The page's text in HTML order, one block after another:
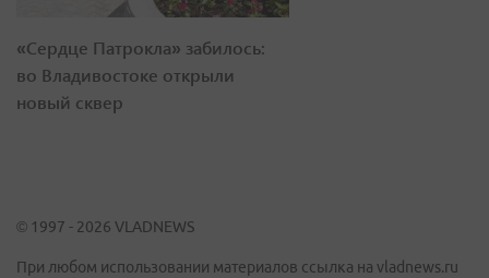
«Сердце Патрокла» забилось:
во Владивостоке открыли
новый сквер
© 1997 - 2026 VLADNEWS
При любом использовании материалов ссылка на vladnews.ru